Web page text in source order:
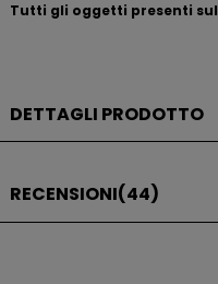
Tutti gli oggetti presenti
DETTAGLI PRODOTTO
RECENSIONI(44)